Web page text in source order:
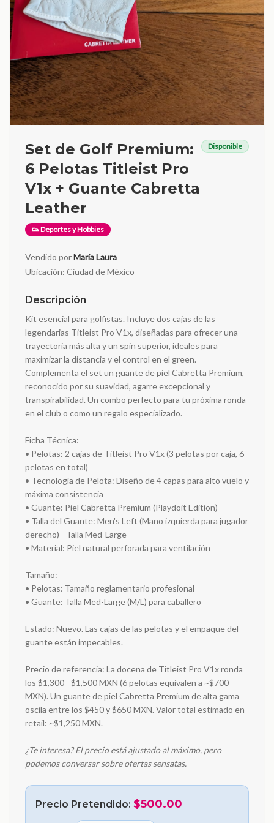
Set de Golf Premium:
6 Pelotas Titleist Pro
V1x + Guante Cabretta
Leather
Disponible
👟 Deportes y Hobbies
Vendido porMaría Laura
Ubicación: Ciudad de México
Descripción
Kit esencial para golfistas. Incluye dos cajas de las
legendarias Titleist Pro V1x, diseñadas para ofrecer una
trayectoria más alta y un spin superior, ideales para
maximizar la distancia y el control en el green.
Complementa el set un guante de piel Cabretta Premium,
reconocido por su suavidad, agarre excepcional y
transpirabilidad. Un combo perfecto para tu próxima ronda
en el club o como un regalo especializado.
Ficha Técnica:
• Pelotas: 2 cajas de Titleist Pro V1x (3 pelotas por caja, 6
pelotas en total)
• Tecnología de Pelota: Diseño de 4 capas para alto vuelo y
máxima consistencia
• Guante: Piel Cabretta Premium (Playdoit Edition)
• Talla del Guante: Men's Left (Mano izquierda para jugador
derecho) - Talla Med-Large
• Material: Piel natural perforada para ventilación
Tamaño:
• Pelotas: Tamaño reglamentario profesional
• Guante: Talla Med-Large (M/L) para caballero
Estado: Nuevo. Las cajas de las pelotas y el empaque del
guante están impecables.
Precio de referencia: La docena de Titleist Pro V1x ronda
los $1,300 - $1,500 MXN (6 pelotas equivalen a ~$700
MXN). Un guante de piel Cabretta Premium de alta gama
oscila entre los $450 y $650 MXN. Valor total estimado en
retail: ~$1,250 MXN.
¿Te interesa? El precio está ajustado al máximo, pero
podemos conversar sobre ofertas sensatas.
Precio Pretendido: $500.00